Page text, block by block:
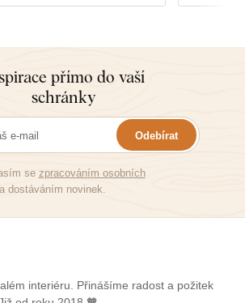
přímo do vaší
schránky
Odebírat
se zpracováním osobních
dostáváním novinek.
interiéru. Přinášíme radost a požitek